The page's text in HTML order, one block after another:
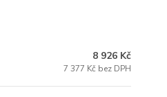
8 926 Kč
7 377 Kč bez DPH